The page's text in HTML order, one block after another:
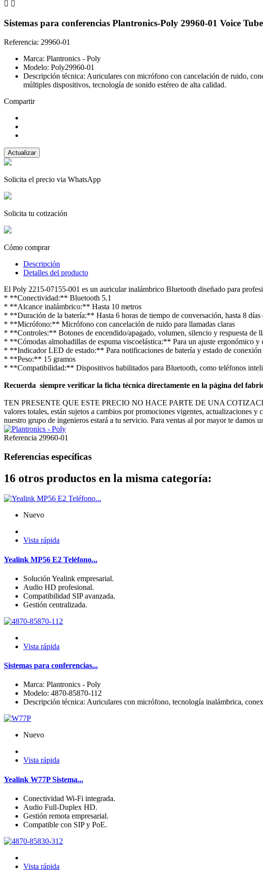
 
Sistemas para conferencias Plantronics-Poly 29960-01 Voice
Referencia: 29960-01
Marca: Plantronics - Poly
Modelo: Poly29960-01
Descripción técnica: Auriculares con micrófono con cancelación de ruido,
múltiples dispositivos, tecnología de sonido estéreo de alta calidad.
Compartir
Solicita el precio via WhatsApp
Solicita tu cotización
Cómo comprar
Descripción
Detalles del producto
El Poly 2215-07155-001 es un auricular inalámbrico Bluetooth diseñado para
* **Conectividad:** Bluetooth 5.1
* **Alcance inalámbrico:** Hasta 10 metros
* **Duración de la batería:** Hasta 6 horas de tiempo de conversación, hasta 8 días
* **Micrófono:** Micrófono con cancelación de ruido para llamadas claras
* **Controles:** Botones de encendido/apagado, volumen, silencio y respuesta de
* **Cómodas almohadillas de espuma viscoelástica:** Para un ajuste ergonómico y
* **Indicador LED de estado:** Para notificaciones de batería y estado de conexión
* **Peso:** 15 gramos
* **Compatibilidad:** Dispositivos habilitados para Bluetooth, como teléfonos
Recuerda siempre verificar la ficha técnica directamente en la página del
TEN PRESENTE QUE ESTE PRECIO NO HACE PARTE DE UNA
valores totales, están sujetos a cambios por promociones vigentes, actualizaciones
nuestro grupo de ingenieros estará a tu servicio. Para ventas al por mayor te damos
Referencia 29960-01
Referencias específicas
16 otros productos en la misma categoría:
Nuevo
Vista rápida
Yealink MP56 E2 Teléfono...
Solución Yealink empresarial.
Audio HD profesional.
Compatibilidad SIP avanzada.
Gestión centralizada.
Vista rápida
Sistemas para conferencias...
Marca: Plantronics - Poly
Modelo: 4870-85870-112
Descripción técnica: Auriculares con micrófono, tecnología inalámbrica,
Nuevo
Vista rápida
Yealink W77P Sistema...
Conectividad Wi‑Fi integrada.
Audio Full‑Duplex HD.
Gestión remota empresarial.
Compatible con SIP y PoE.
Vista rápida